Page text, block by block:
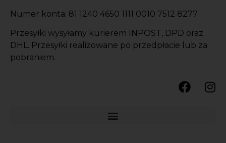
Numer konta: 81 1240 4650 1111 0010 7512 8277
Przesyłki wysyłamy kurierem INPOST, DPD oraz
DHL. Przesyłki realizowane po przedpłacie lub za
pobraniem.